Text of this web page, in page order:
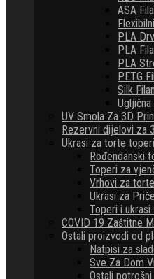
ASA
PLA
PLA
PLA
PETG
Silk
Ugljična
UV Smola Za 3D
Rezervni dijelovi za
Ukrasi za torte toperi
Rođendanski
Toperi za
Vrhovi za
Ukrasi za
Toperi i
COVID 19 Zaštitne
Ostali proizvodi od
Natpisi za
Sve Za Dom
Ostali